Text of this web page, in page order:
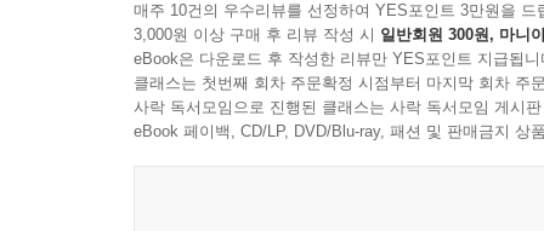
매주 10건의 우수리뷰를 선정하여 YES포인트 3만원을 드
3,000원 이상 구매 후 리뷰 작성 시 일반회원 300원, 마니
eBook은 다운로드 후 작성한 리뷰만 YES포인트 지급됩니
클래스는 첫번째 회차 주문확정 시점부터 마지막 회차 주
사락 독서모임으로 진행된 클래스는 사락 독서모임 게시
eBook 페이백, CD/LP, DVD/Blu-ray, 패션 및 판매금지 상